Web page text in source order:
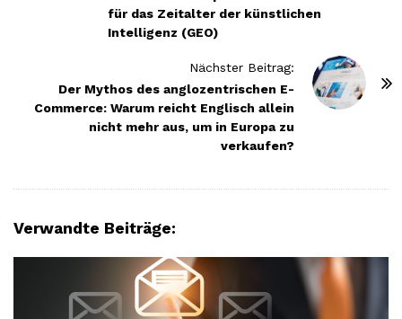
für das Zeitalter der künstlichen
Intelligenz (GEO)
Nächster Beitrag:
Der Mythos des anglozentrischen E-
Commerce: Warum reicht Englisch allein
nicht mehr aus, um in Europa zu
verkaufen?
Verwandte Beiträge: